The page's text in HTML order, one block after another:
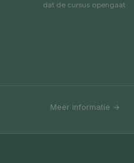
dat de cursus opengaat.
Meer informatie →